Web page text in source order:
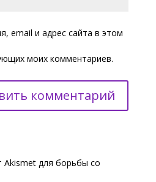
email и адрес сайта в этом
моих комментариев.
Akismet для борьбы со